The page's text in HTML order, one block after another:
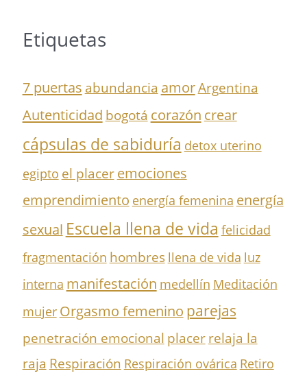
Etiquetas
7 puertas abundancia amorArgentina
Autenticidad bogotá corazón crear
cápsulas de sabiduría detox uterino
egipto el placeremociones
emprendimiento energía femenina energía
sexual Escuela llena de vida felicidad
fragmentación hombres llena de vida luz
interna manifestación medellín Meditación
mujer Orgasmo femenino parejas
penetración emocional placer relaja la
raja Respiración Respiración ovárica Retiro